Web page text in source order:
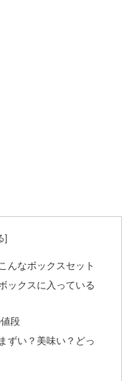
んなボックスセット
ックスに入っている
段
ずい？美味い？どっ